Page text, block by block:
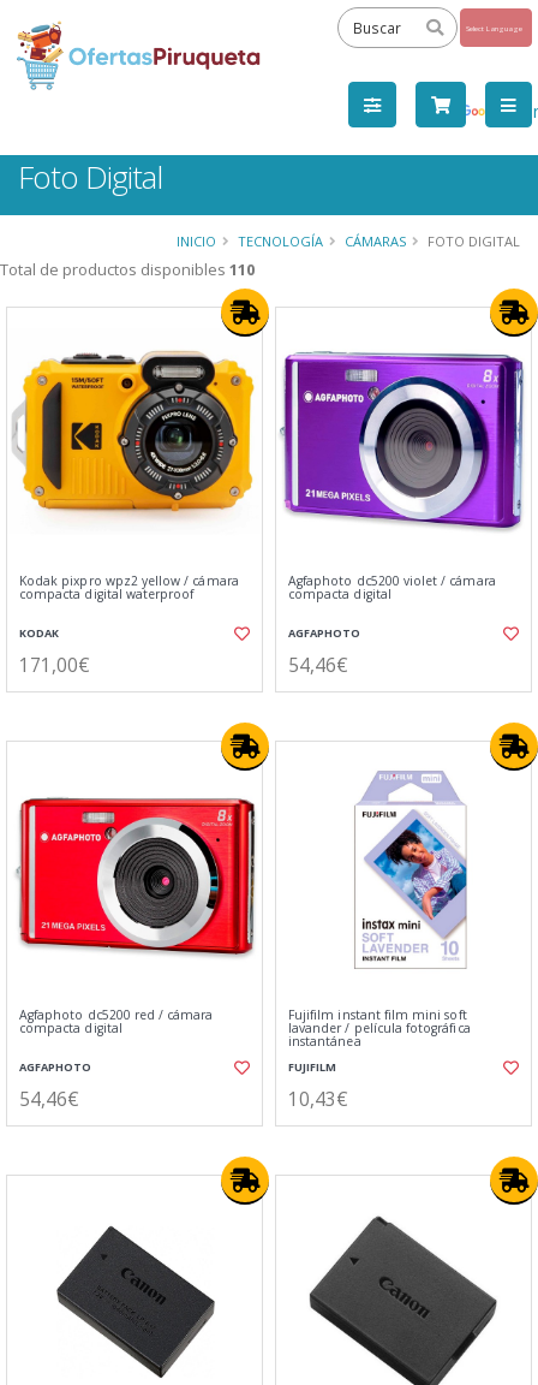
by
Foto Digital
INICIO TECNOLOGÍA CÁMARAS FOTO DIGITAL
Total de productos disponibles 110
Kodak pixpro wpz2 yellow / cámara
compacta digital waterproof
KODAK
171,00€
Agfaphoto dc5200 violet / cámara
compacta digital
AGFAPHOTO
54,46€
Agfaphoto dc5200 red / cámara
compacta digital
AGFAPHOTO
54,46€
Fujifilm instant film mini soft
lavander / película fotográfica
instantánea
FUJIFILM
10,43€